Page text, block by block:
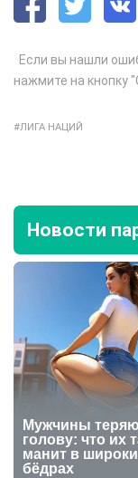
Если вы нашли
нажмите на кнопку
ЛИГА НАЦИЙ
Новости